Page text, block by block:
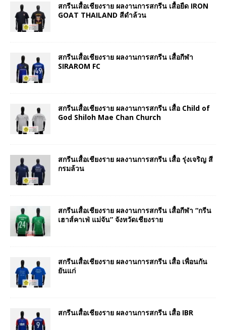
สกรีนเสื้อเชียงราย ผลงานการสกรีน เสื้อยืด IRON
GOAT THAILAND สีดำล้วน
สกรีนเสื้อเชียงราย ผลงานการสกรีน เสื้อกีฬา
SIRAROM FC
สกรีนเสื้อเชียงราย ผลงานการสกรีน เสื้อ Child of
God Shiloh Mae Chan Church
สกรีนเสื้อเชียงราย ผลงานการสกรีน เสื้อ รุ่งเจริญ สี
กรมล้วน
สกรีนเสื้อเชียงราย ผลงานการสกรีน เสื้อกีฬา “กรีน
เฮาส์คาเฟ่ แม่จัน” จังหวัดเชียงราย
สกรีนเสื้อเชียงราย ผลงานการสกรีน เสื้อ เพื่อนกัน
ยันแก่
สกรีนเสื้อเชียงราย ผลงานการสกรีน เสื้อ IBR